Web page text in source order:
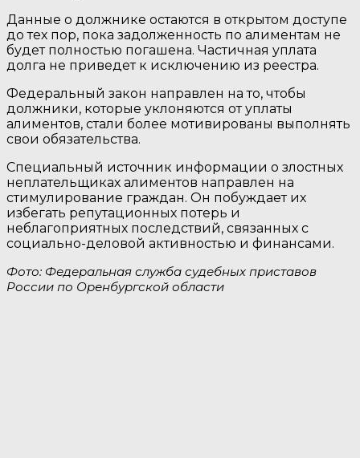
Данные о должнике остаются в открытом доступе
до тех пор, пока задолженность по алиментам не
будет полностью погашена. Частичная уплата
долга не приведет к исключению из реестра.
Федеральный закон направлен на то, чтобы
должники, которые уклоняются от уплаты
алиментов, стали более мотивированы выполнять
свои обязательства.
Специальный источник информации о злостных
неплательщиках алиментов направлен на
стимулирование граждан. Он побуждает их
избегать репутационных потерь и
неблагоприятных последствий, связанных с
социально-деловой активностью и финансами.
Фото: Федеральная служба судебных приставов
России по Оренбургской области